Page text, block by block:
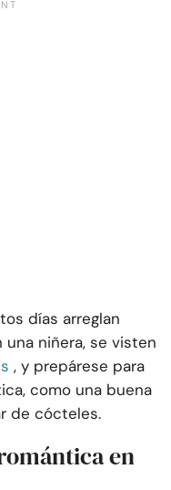
días arreglan
niñera, se visten
, y prepárese para
como una buena
de cócteles.
en